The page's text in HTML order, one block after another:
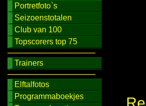
Portretfoto`s
Seizoenstotalen
Club van 100
Topscorers top 75
────────────────
Trainers
────────────────
Elftalfotos
Programmaboekjes